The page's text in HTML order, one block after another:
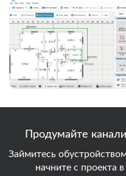
Продумайте
Займитесь
начните с проекта